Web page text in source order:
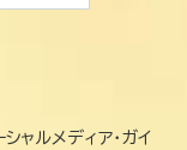
シャルメディア・ガイ